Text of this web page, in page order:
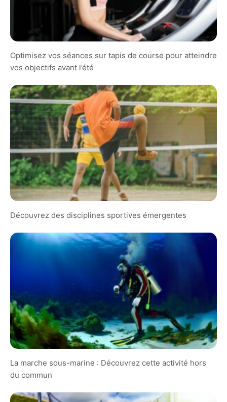
Optimisez vos séances sur tapis de course pour atteindre
vos objectifs avant l’été
Découvrez des disciplines sportives émergentes
La marche sous-marine : Découvrez cette activité hors
du commun